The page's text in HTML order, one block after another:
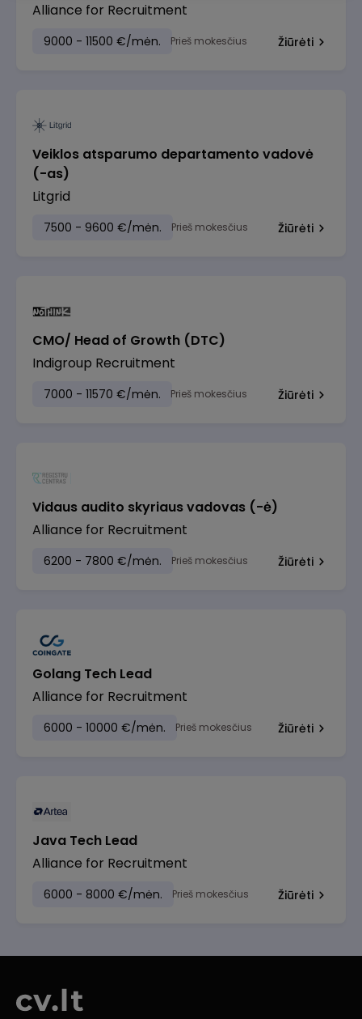
Alliance for Recruitment
9000 - 11500 €/mėn. Prieš mokesčius Žiūrėti
Veiklos atsparumo departamento vadovė
(-as)
Litgrid
7500 - 9600 €/mėn. Prieš mokesčius Žiūrėti
CMO/ Head of Growth (DTC)
Indigroup Recruitment
7000 - 11570 €/mėn. Prieš mokesčius Žiūrėti
Vidaus audito skyriaus vadovas (-ė)
Alliance for Recruitment
6200 - 7800 €/mėn. Prieš mokesčius Žiūrėti
Golang Tech Lead
Alliance for Recruitment
6000 - 10000 €/mėn. Prieš mokesčius Žiūrėti
Java Tech Lead
Alliance for Recruitment
6000 - 8000 €/mėn. Prieš mokesčius Žiūrėti